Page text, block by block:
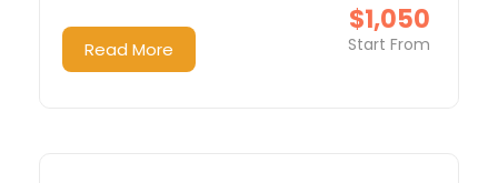
$1,050
Start From
Read More